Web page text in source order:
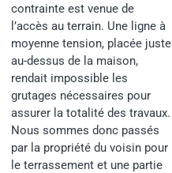
contrainte est venue de
l’accès au terrain. Une ligne à
moyenne tension, placée juste
au-dessus de la maison,
rendait impossible les
grutages nécessaires pour
assurer la totalité des travaux.
Nous sommes donc passés
par la propriété du voisin pour
le terrassement et une partie